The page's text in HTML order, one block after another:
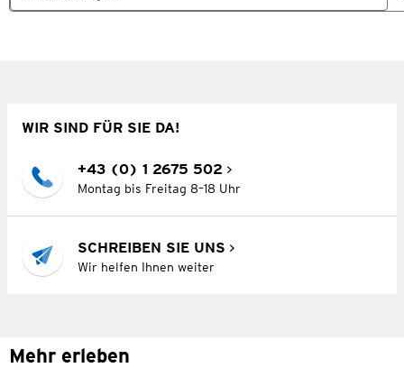
WIR SIND FÜR SIE DA!
+43 (0) 1 2675 502
Montag bis Freitag 8–18 Uhr
SCHREIBEN SIE UNS
Wir helfen Ihnen weiter
Mehr erleben